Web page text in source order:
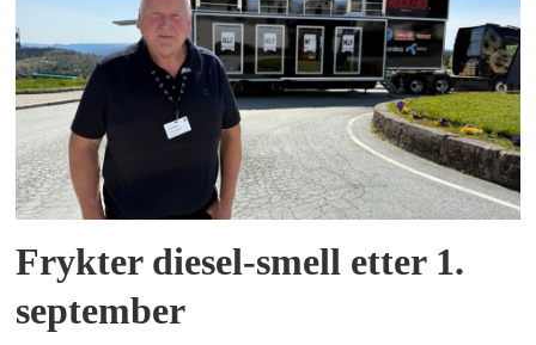
Frykter diesel-smell etter 1.
september